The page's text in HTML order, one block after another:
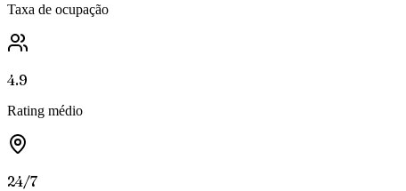
Taxa de ocupação
4.9
Rating médio
24/7